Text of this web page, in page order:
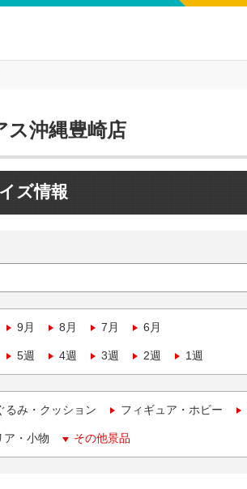
ス沖縄豊崎店
ズ情報
9月 8月 7月 6月
5週 4週 3週 2週 1週
るみ・クッション フィギュア・ホビー
ア・小物 その他景品